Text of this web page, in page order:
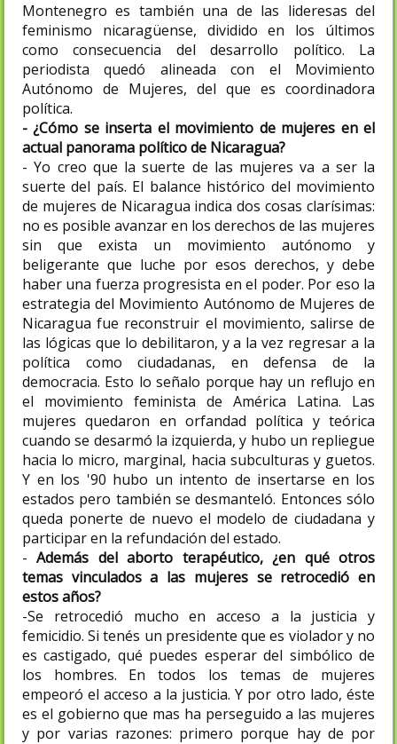
Montenegro es también una de las lideresas del
feminismo nicaragüense, dividido en los últimos
como consecuencia del desarrollo político. La
periodista quedó alineada con el Movimiento
Autónomo de Mujeres, del que es coordinadora
política.
- ¿Cómo se inserta el movimiento de mujeres en el
actual panorama político de Nicaragua?
- Yo creo que la suerte de las mujeres va a ser la
suerte del país. El balance histórico del movimiento
de mujeres de Nicaragua indica dos cosas clarísimas:
no es posible avanzar en los derechos de las mujeres
sin que exista un movimiento autónomo y
beligerante que luche por esos derechos, y debe
haber una fuerza progresista en el poder. Por eso la
estrategia del Movimiento Autónomo de Mujeres de
Nicaragua fue reconstruir el movimiento, salirse de
las lógicas que lo debilitaron, y a la vez regresar a la
política como ciudadanas, en defensa de la
democracia. Esto lo señalo porque hay un reflujo en
el movimiento feminista de América Latina. Las
mujeres quedaron en orfandad política y teórica
cuando se desarmó la izquierda, y hubo un repliegue
hacia lo micro, marginal, hacia subculturas y guetos.
Y en los '90 hubo un intento de insertarse en los
estados pero también se desmanteló. Entonces sólo
queda ponerte de nuevo el modelo de ciudadana y
participar en la refundación del estado.
- Además del aborto terapéutico, ¿en qué otros
temas vinculados a las mujeres se retrocedió en
estos años?
-Se retrocedió mucho en acceso a la justicia y
femicidio. Si tenés un presidente que es violador y no
es castigado, qué puedes esperar del simbólico de
los hombres. En todos los temas de mujeres
empeoró el acceso a la justicia. Y por otro lado, éste
es el gobierno que mas ha perseguido a las mujeres
y por varias razones: primero porque hay de por